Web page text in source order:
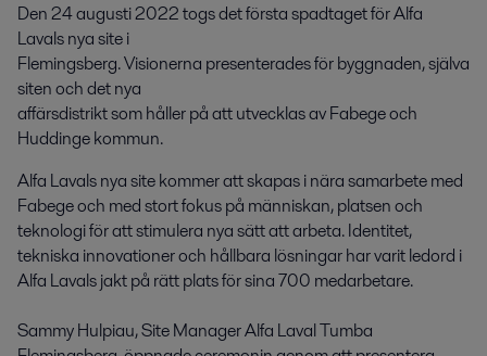
Den 24 augusti 2022 togs det första spadtaget för Alfa
Lavals nya site i
Flemingsberg. Visionerna presenterades för byggnaden, själva
siten och det nya
affärsdistrikt som håller på att utvecklas av Fabege och
Huddinge kommun.
Alfa Lavals nya site kommer att skapas i nära samarbete med
Fabege och med stort fokus på människan, platsen och
teknologi för att stimulera nya sätt att arbeta. Identitet,
tekniska innovationer och hållbara lösningar har varit ledord i
Alfa Lavals jakt på rätt plats för sina 700 medarbetare.
Sammy Hulpiau, Site Manager Alfa Laval Tumba